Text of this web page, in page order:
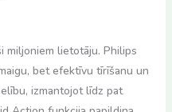
miljoniem lietotāju. Philips
bet efektīvu tīrīšanu un
izmantojot līdz pat